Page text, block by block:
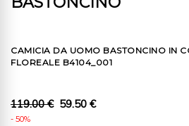
CAMICIA DA UOMO BASTONCINO IN
FLOREALE B4104_001
119.00 € 59.50 €
- 50%